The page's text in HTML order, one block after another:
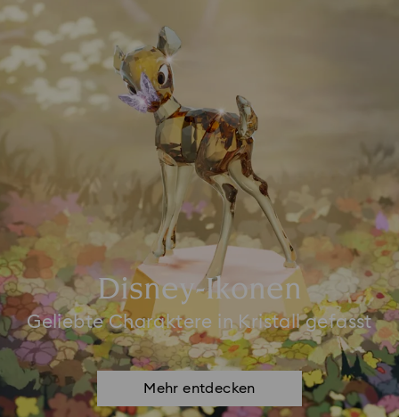
Disney-Ikonen
Geliebte Charaktere in Kristall gefasst
Mehr entdecken